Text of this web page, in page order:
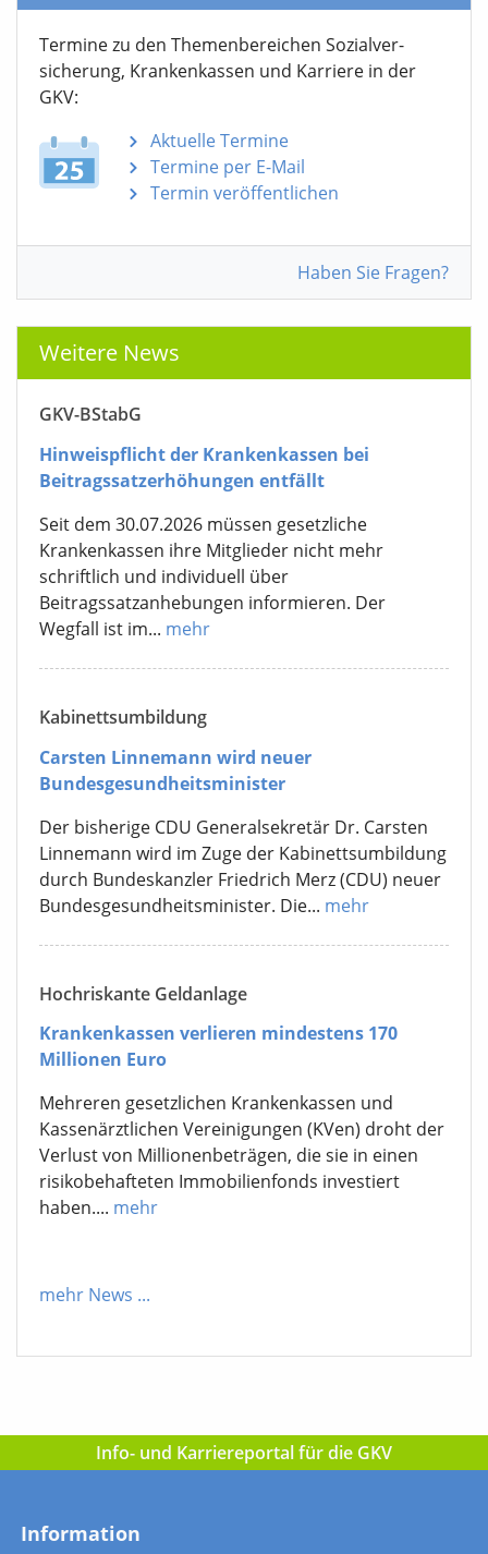
Termine zu den Themen­bereichen Sozialver­
sicherung, Krankenkassen und Karriere in der
GKV:
Aktuelle Termine
Termine per E-Mail
Termin veröffentlichen
Haben Sie Fragen?
Weitere News
GKV-BStabG
Hinweispflicht der Krankenkassen bei
Beitragssatzerhöhungen entfällt
Seit dem 30.07.2026 müssen gesetzliche
Krankenkassen ihre Mitglieder nicht mehr
schriftlich und individuell über
Beitragssatzanhebungen informieren. Der
Wegfall ist im... mehr
Kabinettsumbildung
Carsten Linnemann wird neuer
Bundesgesundheitsminister
Der bisherige CDU Generalsekretär Dr. Carsten
Linnemann wird im Zuge der Kabinettsumbildung
durch Bundeskanzler Friedrich Merz (CDU) neuer
Bundesgesundheitsminister. Die... mehr
Hochriskante Geldanlage
Krankenkassen verlieren mindestens 170
Millionen Euro
Mehreren gesetzlichen Krankenkassen und
Kassenärztlichen Vereinigungen (KVen) droht der
Verlust von Millionenbeträgen, die sie in einen
risikobehafteten Immobilienfonds investiert
haben.... mehr
mehr News ...
Info- und Karriereportal für die GKV
Information